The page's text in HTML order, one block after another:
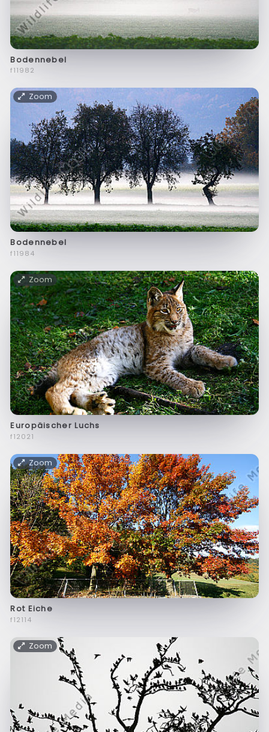
Bodennebel
f11982
Zoom
Bodennebel
f11984
Zoom
Europäischer Luchs
f12021
Zoom
Rot Eiche
f12114
Zoom